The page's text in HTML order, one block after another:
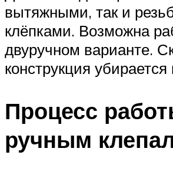
вытяжными, так и
клёпками. Возможна
двуручном варианте.
конструкция убирается
Процесс
ручным